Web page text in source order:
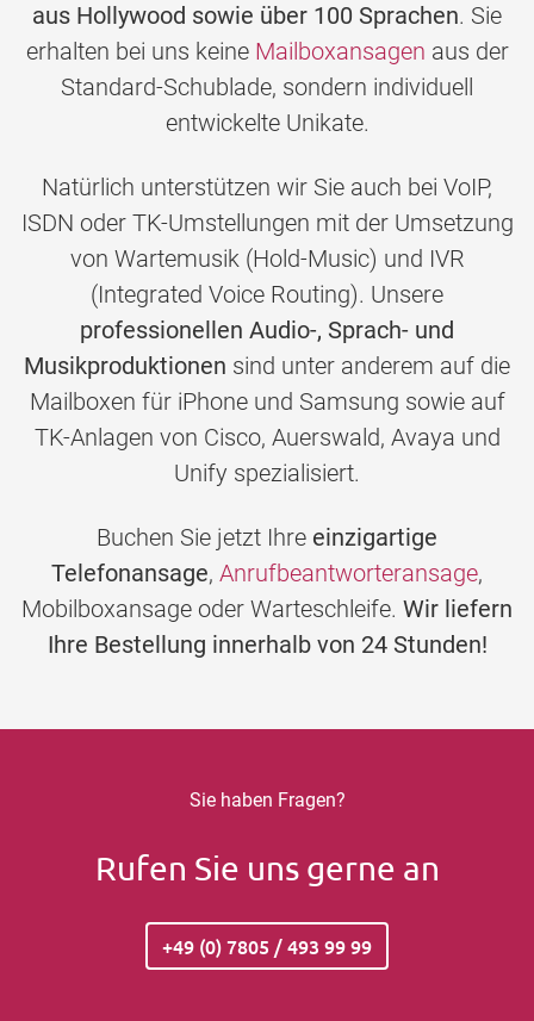
aus Hollywood sowie über 100 Sprachen. Sie
erhalten bei uns keine Mailboxansagen aus der
Standard-Schublade, sondern individuell
entwickelte Unikate.
Natürlich unterstützen wir Sie auch bei VoIP,
ISDN oder TK-Umstellungen mit der Umsetzung
von Wartemusik (Hold-Music) und IVR
(Integrated Voice Routing). Unsere
professionellen Audio-, Sprach- und
Musikproduktionen sind unter anderem auf die
Mailboxen für iPhone und Samsung sowie auf
TK-Anlagen von Cisco, Auerswald, Avaya und
Unify spezialisiert.
Buchen Sie jetzt Ihre einzigartige
Telefonansage, Anrufbeantworteransage,
Mobilboxansage oder Warteschleife. Wir liefern
Ihre Bestellung innerhalb von 24 Stunden!
Sie haben Fragen?
Rufen Sie uns gerne an
+49 (0) 7805 / 493 99 99